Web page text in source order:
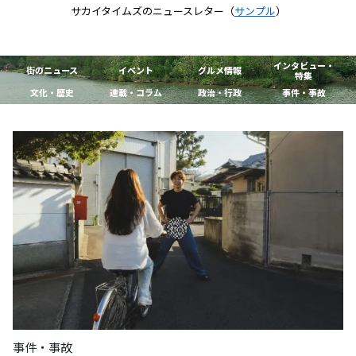
サカイタイムズのニュースレター（サンプル）
街のニュース イベント グルメ情報
インタビュー・
特集
文化・歴史
連載・コラム 政治・行政 事件・事故
事件・事故